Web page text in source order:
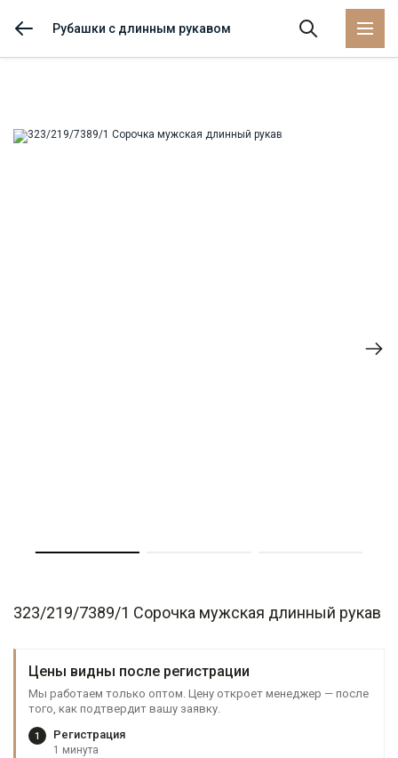
Рубашки с длинным рукавом
323/219/7389/1 Сорочка мужская длинный рукав
Цены видны после регистрации
Мы работаем только оптом. Цену откроет менеджер — после
того, как подтвердит вашу заявку.
1 Регистрация
1 минута